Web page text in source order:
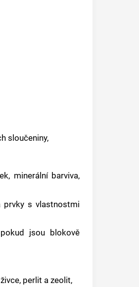
sloučeniny,
minerální barviva,
prvky s vlastnostmi
jsou blokově
perlit a zeolit,